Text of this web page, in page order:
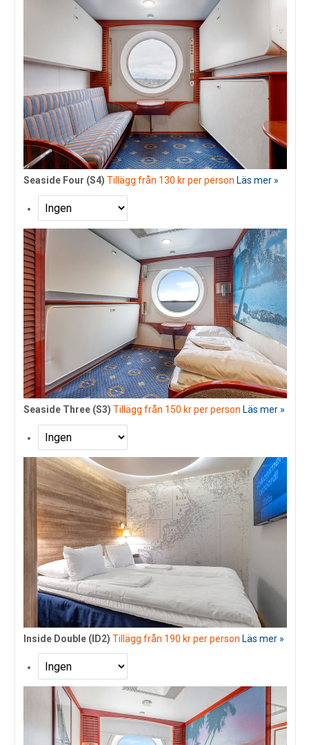
Seaside Four (S4) Tillägg från 130 kr per person Läs mer »
Seaside Three (S3) Tillägg från 150 kr per person Läs mer »
Inside Double (ID2) Tillägg från 190 kr per person Läs mer »